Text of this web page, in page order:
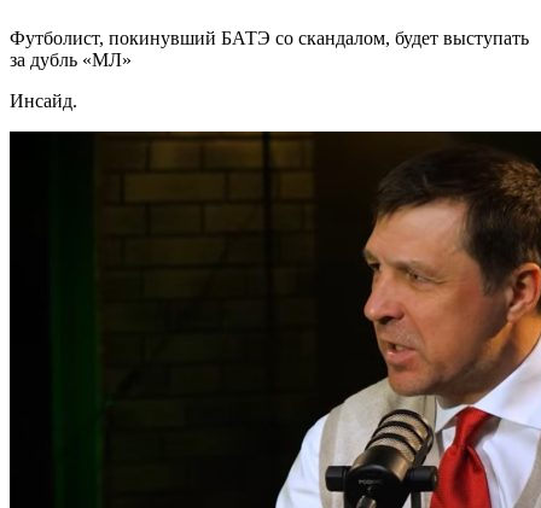
Футболист, покинувший БАТЭ со скандалом, будет выступать
за дубль «МЛ»
Инсайд.